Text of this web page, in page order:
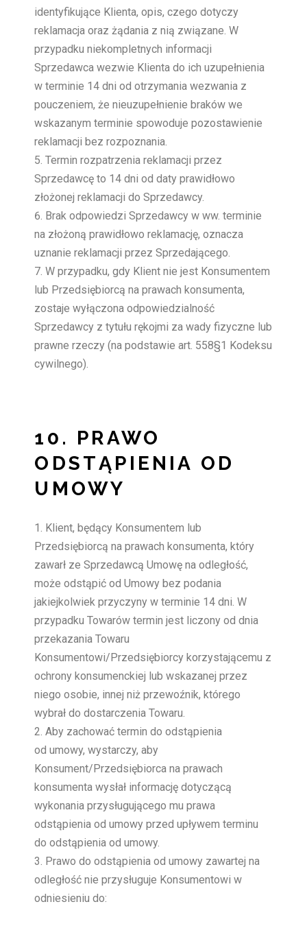
identyfikujące Klienta, opis, czego dotyczy
reklamacja oraz żądania z nią związane. W
przypadku niekompletnych informacji
Sprzedawca wezwie Klienta do ich uzupełnienia
w terminie 14 dni od otrzymania wezwania z
pouczeniem, że nieuzupełnienie braków we
wskazanym terminie spowoduje pozostawienie
reklamacji bez rozpoznania.
Termin rozpatrzenia reklamacji przez
Sprzedawcę to 14 dni od daty prawidłowo
złożonej reklamacji do Sprzedawcy.
Brak odpowiedzi Sprzedawcy w ww. terminie
na złożoną prawidłowo reklamację, oznacza
uznanie reklamacji przez Sprzedającego.
W przypadku, gdy Klient nie jest Konsumentem
lub Przedsiębiorcą na prawach konsumenta,
zostaje wyłączona odpowiedzialność
Sprzedawcy z tytułu rękojmi za wady fizyczne lub
prawne rzeczy (na podstawie art. 558§1 Kodeksu
cywilnego).
10. PRAWO
ODSTĄPIENIA OD
UMOWY
Klient, będący Konsumentem lub
Przedsiębiorcą na prawach konsumenta, który
zawarł ze Sprzedawcą Umowę na odległość,
może odstąpić od Umowy bez podania
jakiejkolwiek przyczyny w terminie 14 dni. W
przypadku Towarów termin jest liczony od dnia
przekazania Towaru
Konsumentowi/Przedsiębiorcy korzystającemu z
ochrony konsumenckiej lub wskazanej przez
niego osobie, innej niż przewoźnik, którego
wybrał do dostarczenia Towaru.
Aby zachować termin do odstąpienia
od umowy, wystarczy, aby
Konsument/Przedsiębiorca na prawach
konsumenta wysłał informację dotyczącą
wykonania przysługującego mu prawa
odstąpienia od umowy przed upływem terminu
do odstąpienia od umowy.
Prawo do odstąpienia od umowy zawartej na
odległość nie przysługuje Konsumentowi w
odniesieniu do: